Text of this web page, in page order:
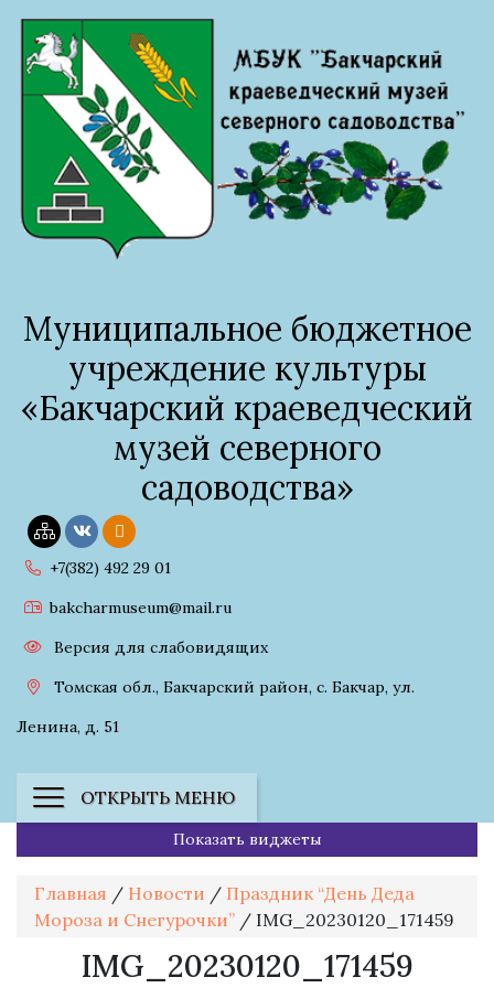
Муниципальное бюджетное
учреждение культуры
«Бакчарский краеведческий
музей северного
садоводства»
+7(382) 492 29 01
bakcharmuseum@mail.ru
Версия для слабовидящих
Томская обл., Бакчарский район, с. Бакчар, ул.
Ленина, д. 51
ОТКРЫТЬ МЕНЮ
Показать виджеты
Главная / Новости / Праздник “День Деда
Мороза и Снегурочки” / IMG_20230120_171459
IMG_20230120_171459